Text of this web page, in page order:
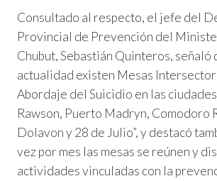
Consultado al respecto, el jefe del
Provincial de Prevención del
Chubut, Sebastián Quinteros, señaló
actualidad existen Mesas
Abordaje del Suicidio en las
Rawson, Puerto Madryn, Comodoro
Dolavon y 28 de Julio”, y destacó
vez por mes las mesas se reúnen y
actividades vinculadas con la